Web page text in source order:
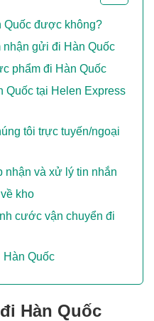
Quốc được không?
gửi đi Hàn Quốc
phẩm đi Hàn Quốc
Quốc tại Helen Express
tôi trực tuyến/ngoại
nhận và xử lý tin nhắn
kho
cước vận chuyển đi
Hàn Quốc
Hàn Quốc